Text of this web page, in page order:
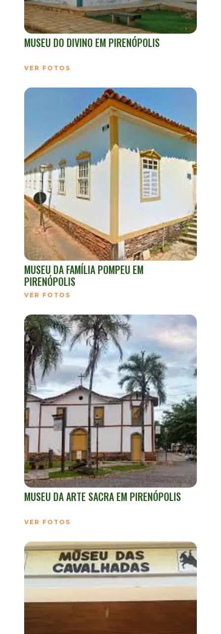
MUSEU DO DIVINO EM PIRENÓPOLIS
VER FOTOS
MUSEU DA FAMÍLIA POMPEU EM
PIRENÓPOLIS
VER FOTOS
MUSEU DA ARTE SACRA EM PIRENÓPOLIS
VER FOTOS